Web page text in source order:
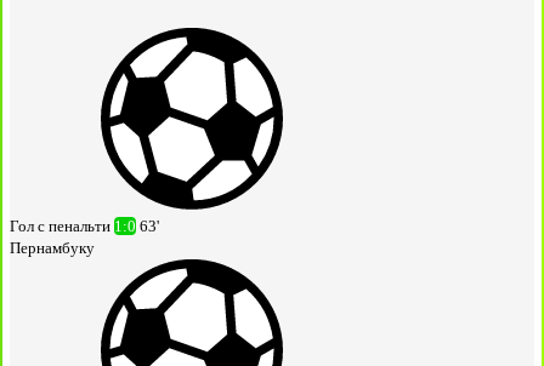
Гол с пенальти 1:0 63'
Пернамбуку